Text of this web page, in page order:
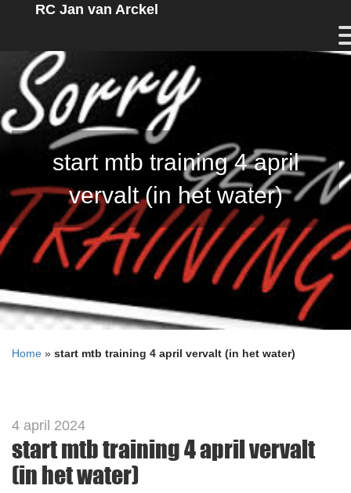
RC Jan van Arckel
start mtb training 4 april
vervalt (in het water)
Home » start mtb training 4 april vervalt (in het water)
4 april 2024
start mtb training 4 april vervalt
(in het water)